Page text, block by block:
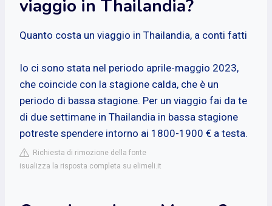
viaggio in Thailandia?
Quanto costa un viaggio in Thailandia, a conti fatti
Io ci sono stata nel periodo aprile-maggio 2023,
che coincide con la stagione calda, che è un
periodo di bassa stagione. Per un viaggio fai da te
di due settimane in Thailandia in bassa stagione
potreste spendere intorno ai 1800-1900 € a testa.
Richiesta di rimozione della fonte
isualizza la risposta completa su elimeli.it